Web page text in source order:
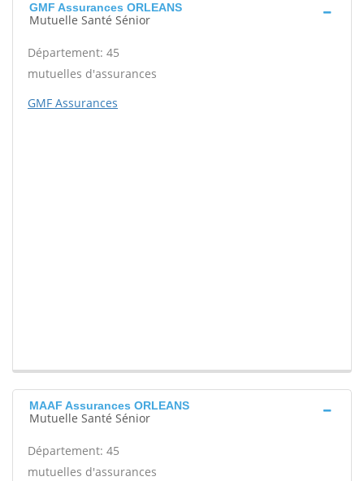
GMF Assurances ORLEANS
Mutuelle Santé Sénior
Département: 45
mutuelles d'assurances
GMF Assurances
MAAF Assurances ORLEANS
Mutuelle Santé Sénior
Département: 45
mutuelles d'assurances